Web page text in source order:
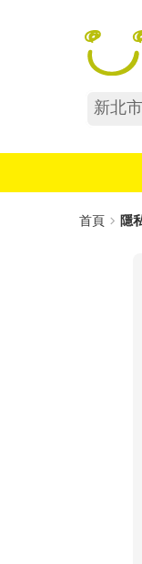
不分區
首頁 隱